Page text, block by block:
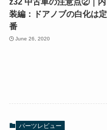
装編：ドアノブの白化は定
番
June 26, 2020
パーツレビュー